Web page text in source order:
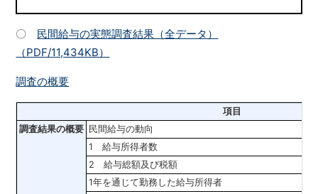
〇 民間給与の実態調査結果（全データ）
（PDF/11,434KB）
調査の概要
項目
調査結果の概要 民間給与の動向
1 給与所得者数
2 給与総額及び税額
1年を通じて勤務した給与所得者